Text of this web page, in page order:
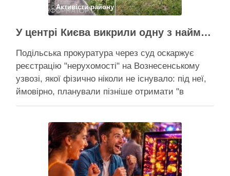
Поділитися у соцмережах:
Активісти району
У центрі Києва викрили одну з наймасштабніших туалетних схем з фіктивним будинком
Подільська прокуратура через суд оскаржує
реєстрацію "нерухомості" на Вознесенському
узвозі, якої фізично ніколи не існувало: під неї,
ймовірно, планували пізніше отримати "в
обслуговування" земельну ділянку Прокуратура
за допомогою якої ділки, ймовірно, планували
забудувати зелені схили Подільська окружна
прокуратура міста Києва подала до суду …